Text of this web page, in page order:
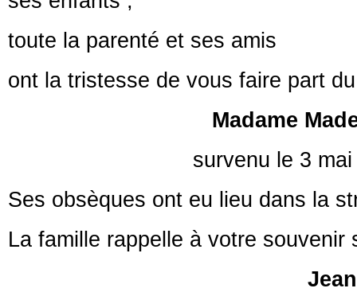
toute la parenté et ses amis
ont la tristesse de vous faire part
Madame
survenu le 3 mai 2024,
Ses obsèques ont eu lieu dans la
La famille rappelle à votre souvenir
Jean-